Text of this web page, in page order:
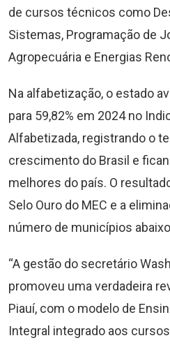
de cursos técnicos como
Sistemas, Programação de
Agropecuária e Energias
Na alfabetização, o estado
para 59,82% em 2024 no
Alfabetizada, registrando o
crescimento do Brasil e
melhores do país. O
Selo Ouro do MEC e a
número de municípios
“A gestão do secretário
promoveu uma verdadeira
Piauí, com o modelo de
Integral integrado aos